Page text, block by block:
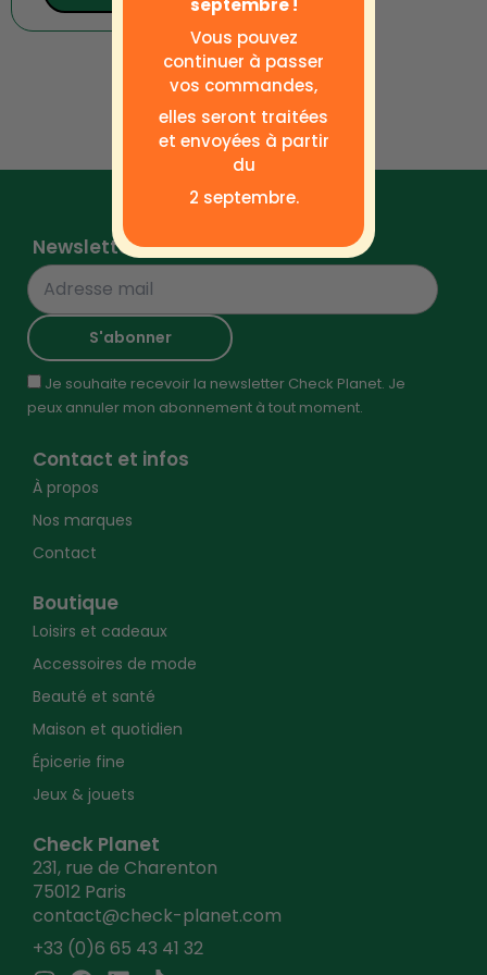
Check Planet
231, rue de Charenton
75012 Paris
contact@check-planet.com
+33 (0)6 65 43 41 32
Boutique
Loisirs et cadeaux
Accessoires de mode
Beauté et santé
Maison et quotidien
Épicerie fine
Jeux & jouets
Contact et infos
À propos
Nos marques
Contact
Newsletter
Je souhaite recevoir la newsletter Check Planet. Je
peux annuler mon abonnement à tout moment.
septembre !
Vous pouvez
continuer à passer
vos commandes,
elles seront traitées
et envoyées à partir
du
2 septembre.